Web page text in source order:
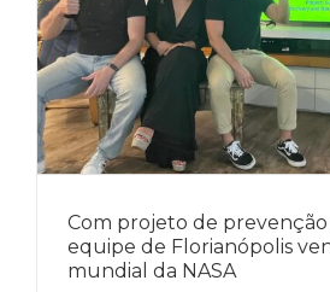
Com projeto de prevenção
equipe de Florianópolis
mundial da NASA